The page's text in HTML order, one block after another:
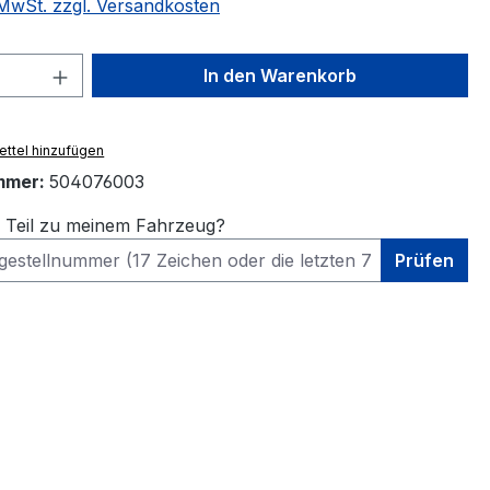
zzgl. Versandkosten
Anzahl: Gib den gewünschten Wert
In den Warenkorb
hinzufügen
504076003
Teil zu meinem Fahrzeug?
Prüfen